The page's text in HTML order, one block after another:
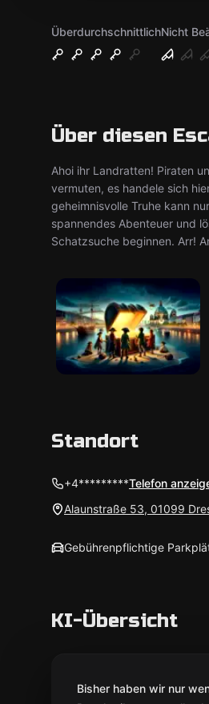
ÜberdurchschnittlichNicht
Über diesen
Ahoi ihr Landratten! Piraten
vermuten, es handele sich
geheimnisvolle Truhe kann
spannendes Abenteuer und
Schatzsuche beginnen. Arr!
Standort
+4*********Telefon
Alaunstraße 53, 01099
Gebührenpflichtige
KI-Übersicht
Bisher haben wir nur